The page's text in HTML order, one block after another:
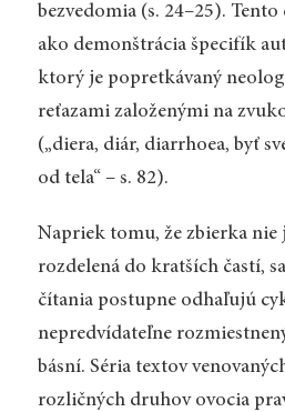
bezvedomia (s. 24–25).
ako demonštrácia špecifík
ktorý je popretkávaný
reťazami založenými na
(„diera, diár, diarrhoea, byť
od tela“ – s. 82).
Napriek tomu, že zbierka nie
rozdelená do kratších častí,
čítania postupne odhaľujú
nepredvídateľne
básní. Séria textov
rozličných druhov ovocia